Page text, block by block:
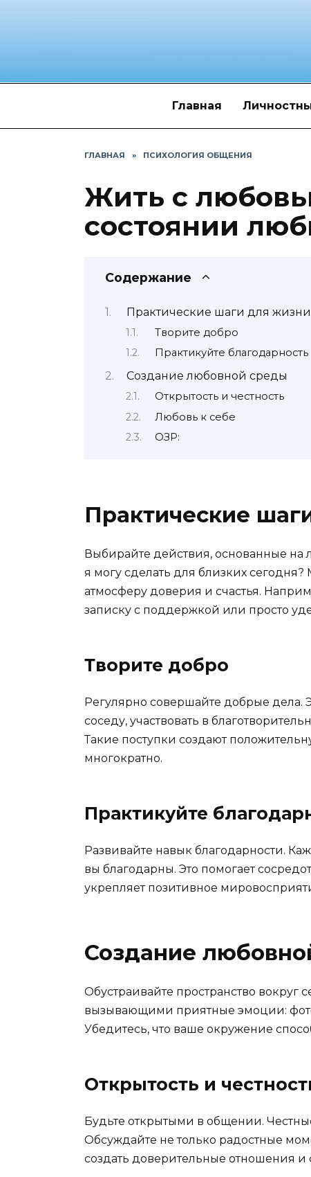
Главная
ГЛАВНАЯ » ПСИХОЛОГИЯ ОБЩЕНИЯ
Жить с
состоянии
Содержание
Практические шаги для
Творите добро
Практикуйте благодарность
Создание любовной среды
Открытость и честность
Любовь к себе
ОЗР:
Практические
Выбирайте действия, основанные на
я могу сделать для близких
атмосферу доверия и счастья.
записку с поддержкой или просто
Творите добро
Регулярно совершайте добрые дела.
соседу, участвовать в
Такие поступки создают
многократно.
Практикуйте
Развивайте навык благодарности.
вы благодарны. Это помогает
укрепляет позитивное
Создание
Обустраивайте пространство
вызывающими приятные эмоции:
Убедитесь, что ваше окружение
Открытость и
Будьте открытыми в общении.
Обсуждайте не только радостные
создать доверительные отношения и